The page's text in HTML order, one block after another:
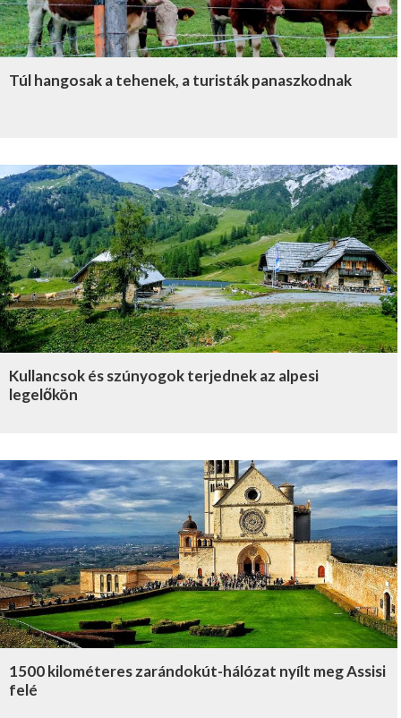
Túl hangosak a tehenek, a turisták panaszkodnak
Kullancsok és szúnyogok terjednek az alpesi
legelőkön
1500 kilométeres zarándokút-hálózat nyílt meg Assisi
felé